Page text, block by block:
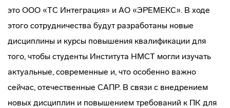
это ООО «ТС Интеграция» и АО «ЭРЕМЕКС». В ходе
этого сотрудничества будут разработаны новые
дисциплины и курсы повышения квалификации для
того, чтобы студенты Института НМСТ могли изучать
актуальные, современные и, что особенно важно
сейчас, отечественные САПР. В связи с внедрением
новых дисциплин и повышением требований к ПК для